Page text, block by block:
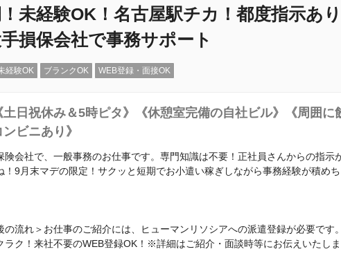
！未経験OK！名古屋駅チカ！都度指示あ
損保会社で事務サポート
経験OK ブランクOK WEB登録・面接OK
土日祝休み＆5時ピタ》《休憩室完備の自社ビル》《周囲に
ンビニあり》
険会社で、一般事務のお仕事です。専門知識は不要！正社員さんからの指示
！9月末マデの限定！サクッと短期でお小遣い稼ぎしながら事務経験が積めち
の流れ＞お仕事のご紹介には、ヒューマンリソシアへの派遣登録が必要です
ラク！来社不要のWEB登録OK！※詳細はご紹介・面談時等にお伝えいたしま